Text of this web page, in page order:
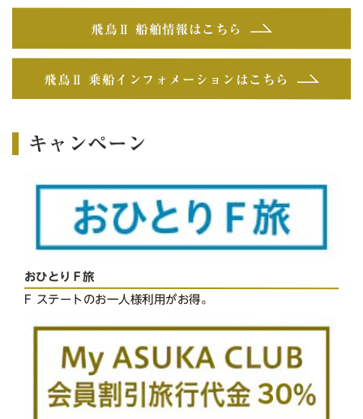
飛鳥Ⅱ 船舶情報はこちら
飛鳥Ⅱ 乗船インフォメーションはこちら
キャンペーン
おひとりＦ旅
F ステートのお一人様利用がお得。